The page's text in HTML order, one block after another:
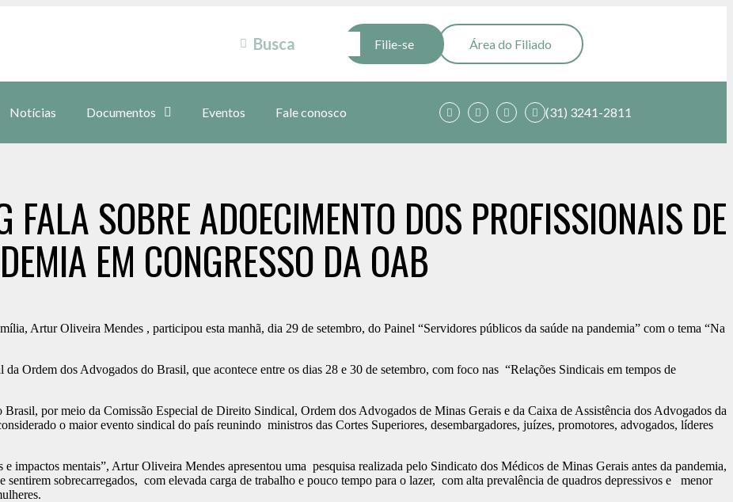
Filie-se Área do Filiado
Notícias Documentos Eventos Fale conosco (31) 3241-2811
SOBRE ADOECIMENTO DOS PROFISSIONAIS DE
EM CONGRESSO DA OAB
Artur Oliveira Mendes , participou esta manhã, dia 29 de setembro, do Painel “Servidores públicos da saúde na pandemia” com o tema “Na
Ordem dos Advogados do Brasil, que acontece entre os dias 28 e 30 de setembro, com foco nas “Relações Sindicais em tempos de
por meio da Comissão Especial de Direito Sindical, Ordem dos Advogados de Minas Gerais e da Caixa de Assistência dos Advogados da
o maior evento sindical do país reunindo ministros das Cortes Superiores, desembargadores, juízes, promotores, advogados, líderes
impactos mentais”, Artur Oliveira Mendes apresentou uma pesquisa realizada pelo Sindicato dos Médicos de Minas Gerais antes da pandemia,
sobrecarregados, com elevada carga de trabalho e pouco tempo para o lazer, com alta prevalência de quadros depressivos e menor